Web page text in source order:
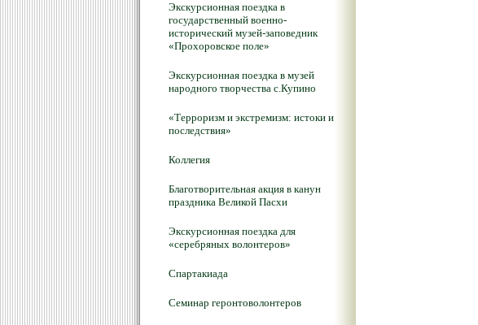
Экскурсионная поездка в
государственный военно-
исторический музей-заповедник
«Прохоровское поле»
Экскурсионная поездка в музей
народного творчества с.Купино
«Терроризм и экстремизм: истоки и
последствия»
Коллегия
Благотворительная акция в канун
праздника Великой Пасхи
Экскурсионная поездка для
«серебряных волонтеров»
Спартакиада
Семинар геронтоволонтеров